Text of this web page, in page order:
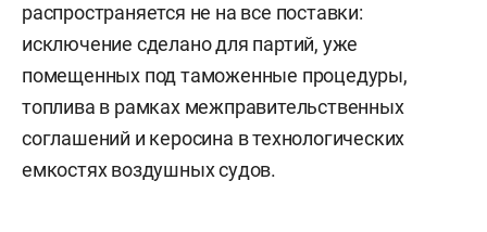
распространяется не на все поставки:
исключение сделано для партий, уже
помещенных под таможенные процедуры,
топлива в рамках межправительственных
соглашений и керосина в технологических
емкостях воздушных судов.